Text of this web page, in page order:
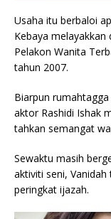
Usaha itu berbaloi
Kebaya
Pelakon Wanita
tahun 2007.
Biarpun
aktor Rashidi Ishak
tahkan semangat
Sewaktu masih
aktiviti seni,
peringkat ijazah.